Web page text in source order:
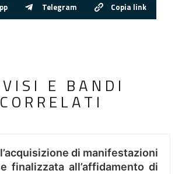
Telegram Copia link
E BANDI
CORRELATI
di manifestazioni
finalizzata all’affidamento di